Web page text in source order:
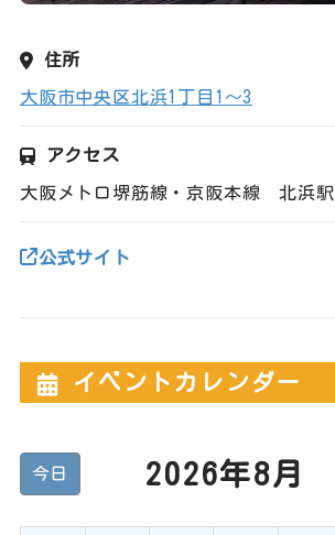
住所
大阪市中央区北浜1丁目1～3
アクセス
大阪メトロ堺筋線・京阪本線 北浜駅
公式サイト
イベントカレンダー
今日 2026年8月